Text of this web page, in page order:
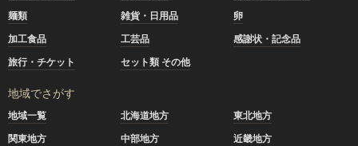
麺類
雑貨・日用品
卵
加工食品
工芸品
感謝状・記念品
旅行・チケット
セット類 その他
地域でさがす
地域一覧 北海道地方
東北地方
関東地方
中部地方
近畿地方